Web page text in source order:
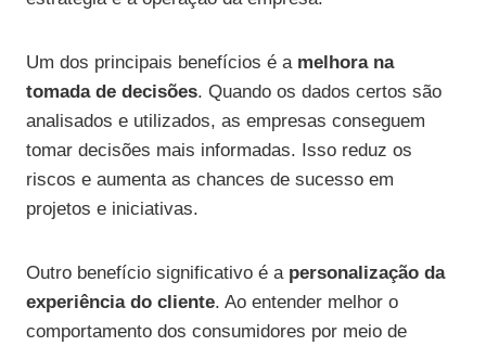
Um dos principais benefícios é a melhora na
tomada de decisões. Quando os dados certos são
analisados e utilizados, as empresas conseguem
tomar decisões mais informadas. Isso reduz os
riscos e aumenta as chances de sucesso em
projetos e iniciativas.
Outro benefício significativo é a personalização da
experiência do cliente. Ao entender melhor o
comportamento dos consumidores por meio de